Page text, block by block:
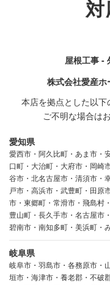
屋根工事 -
株式会社愛産ホ
本店を拠点とした以下
ご不明な場合は
愛知県
愛西市・阿久比町・あま市・
口町・大治町・大府市・岡崎
谷市・北名古屋市・清須市・
戸市・高浜市・武豊町・田原
市・東郷町・常滑市・飛島村
豊山町・長久手市・名古屋市
碧南市・南知多町・美浜町・
岐阜県
岐阜市・羽島市・各務原市・
垣市・海津市・養老郡・不破